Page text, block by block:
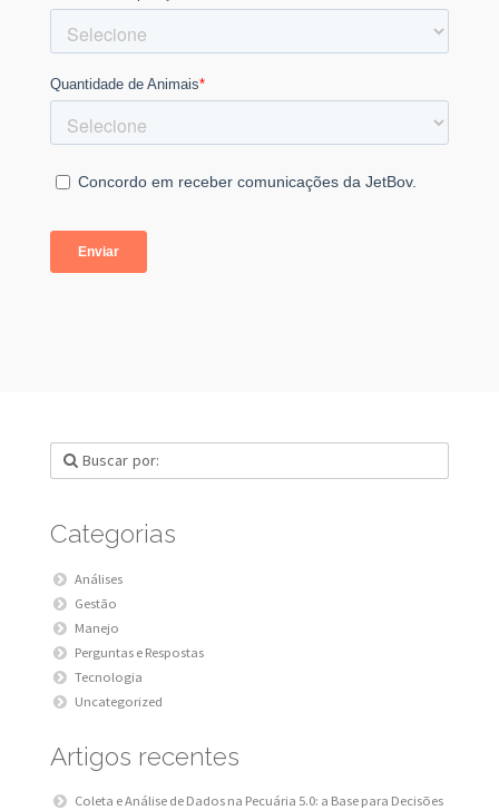
Categorias
Análises
Gestão
Manejo
Perguntas e Respostas
Tecnologia
Uncategorized
Artigos recentes
Coleta e Análise de Dados na Pecuária 5.0: a Base para Decisões